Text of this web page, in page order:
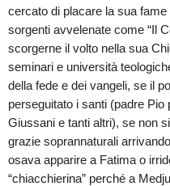
cercato di placare la sua
sorgenti avvelenate come “Il
scorgerne il volto nella sua
seminari e università
della fede e dei vangeli, se il
perseguitato i santi (padre
Giussani e tanti altri), se non
grazie soprannaturali
osava apparire a Fatima o
“chiacchierina” perché a